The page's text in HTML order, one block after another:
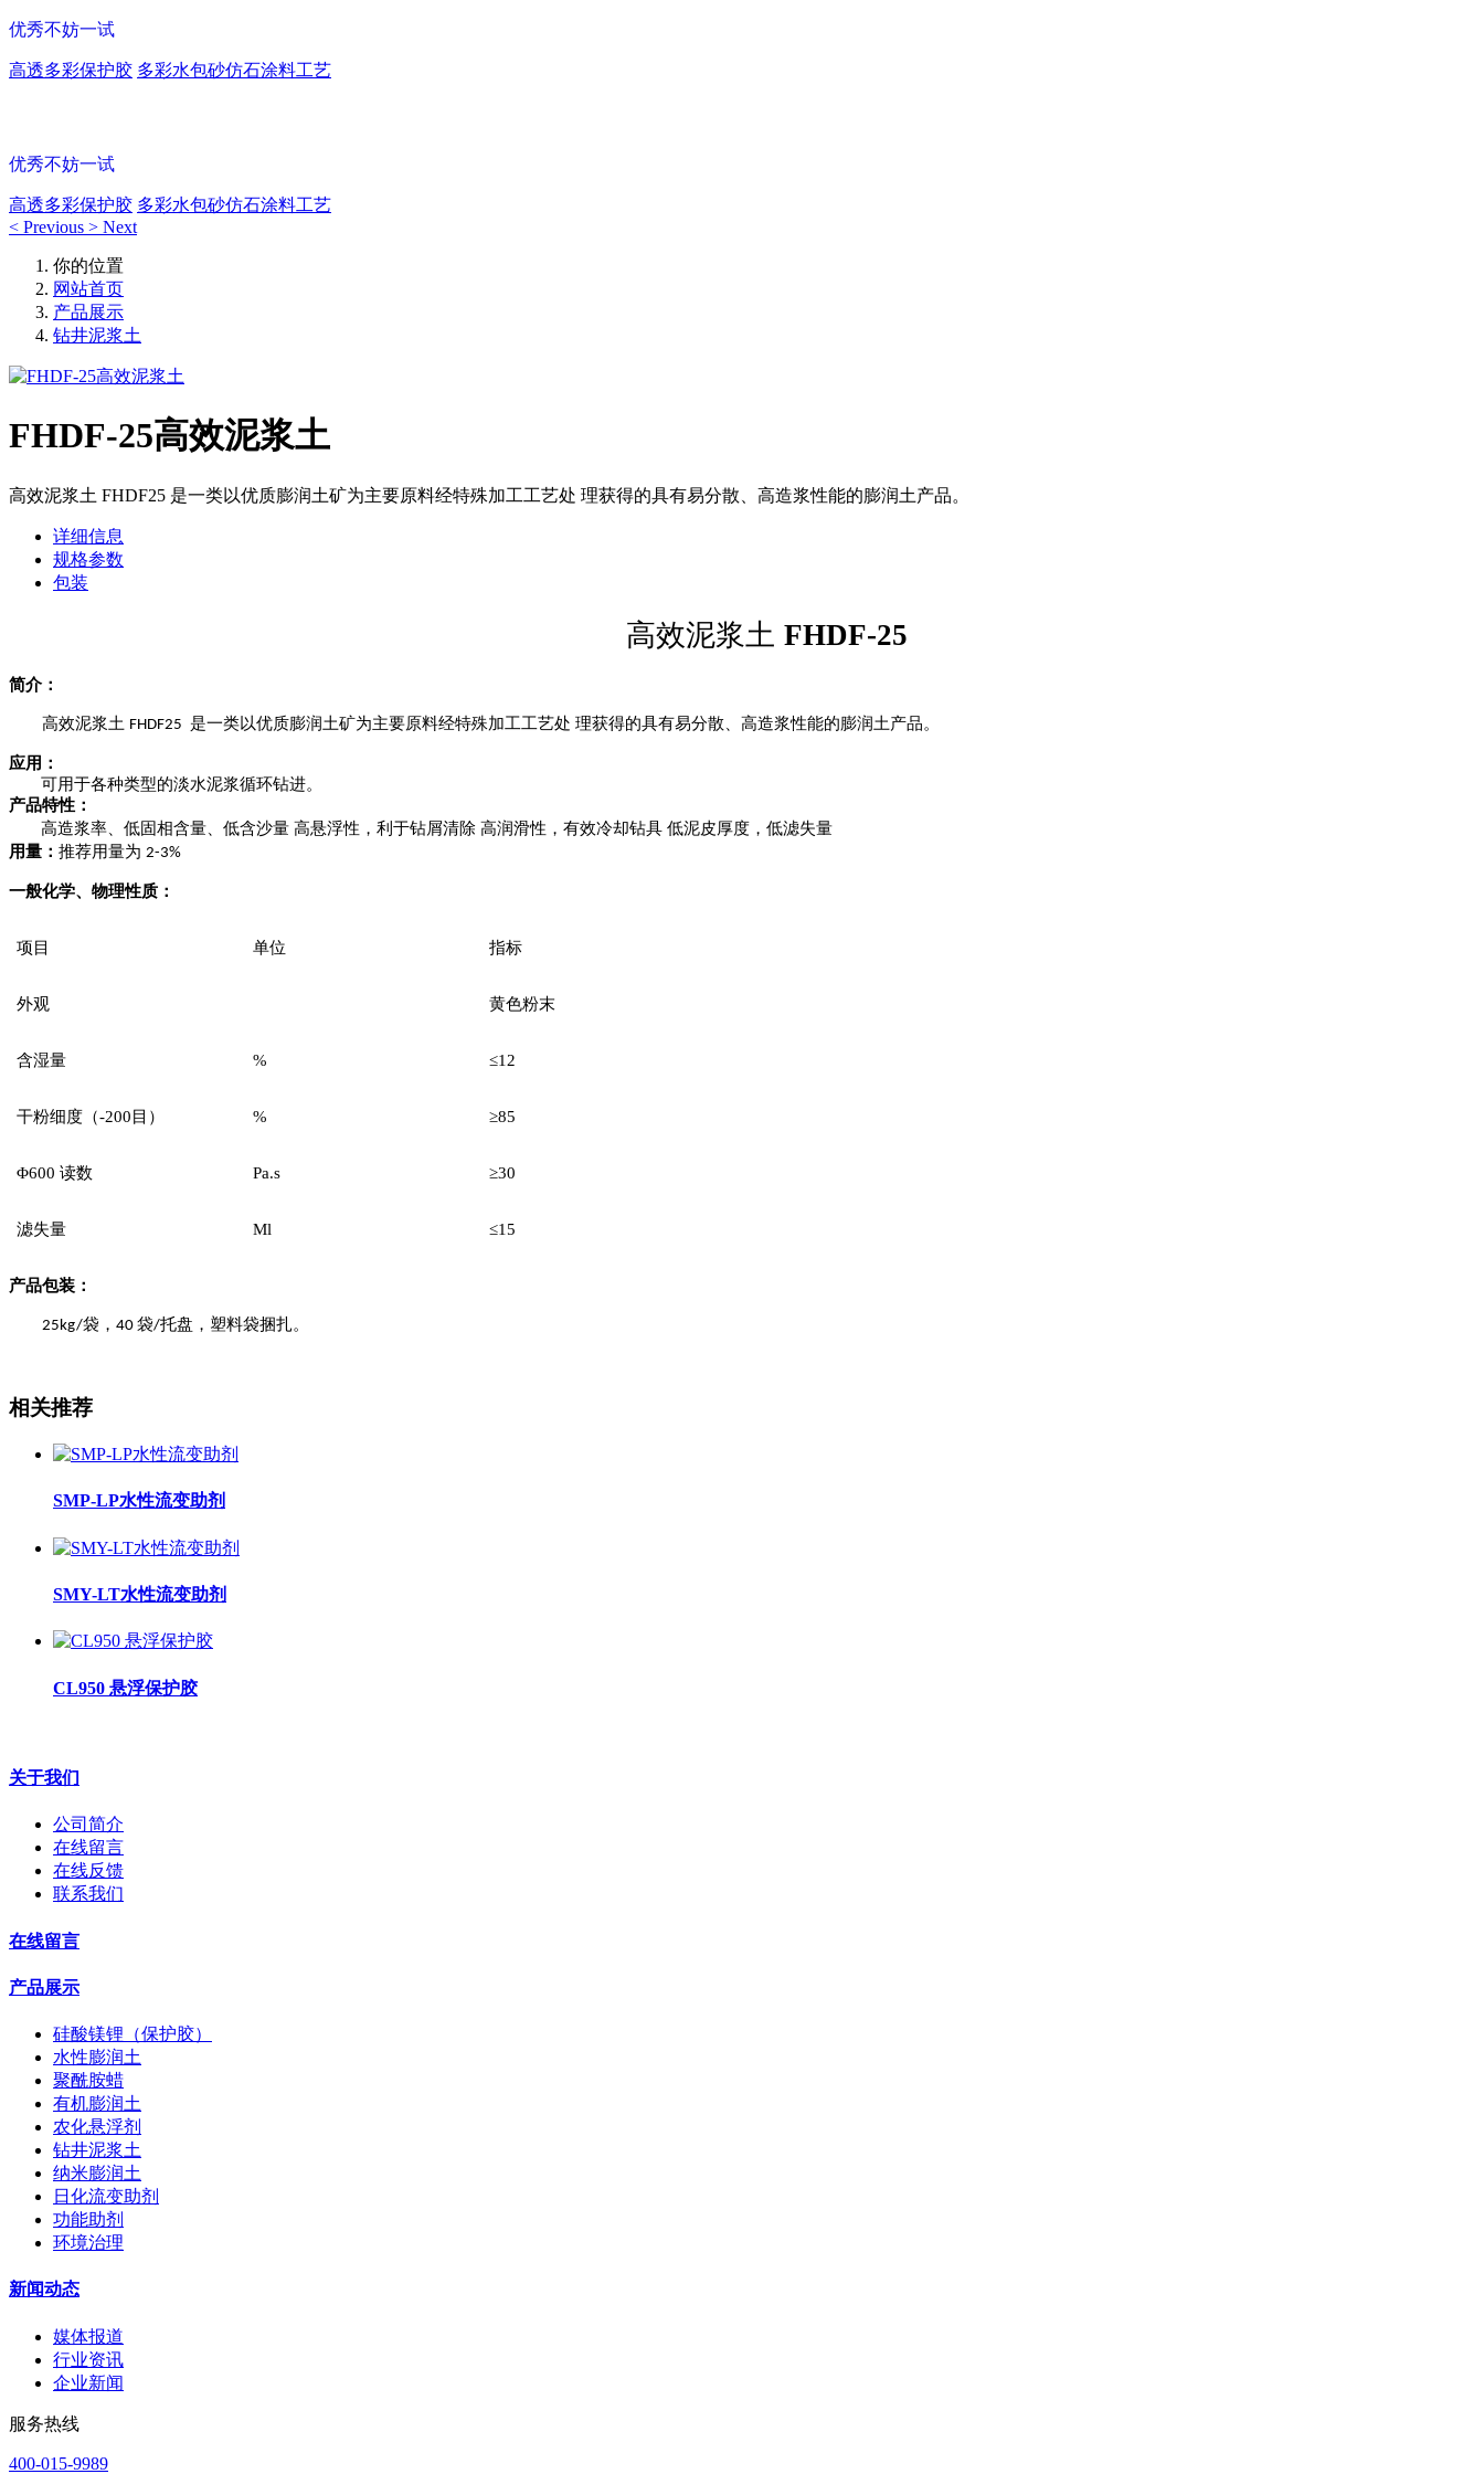
优秀不妨一试
高透多彩保护胶 多彩水包砂仿石涂料工艺
优秀不妨一试
高透多彩保护胶 多彩水包砂仿石涂料工艺
< Previous > Next
你的位置
网站首页
产品展示
钻井泥浆土
FHDF-25高效泥浆土
高效泥浆土 FHDF25 是一类以优质膨润土矿为主要原料经特殊加工工艺处 理获得的具有易分散、高造浆性能的膨润土产品。
详细信息
规格参数
包装
高效泥浆土 FHDF-25
简介：
高效泥浆土 FHDF25 是一类以优质膨润土矿为主要原料经特殊加工工艺处 理获得的具有易分散、高造浆性能的膨润土产品。
应用：
可用于各种类型的淡水泥浆循环钻进。
产品特性 ：
高造浆率 、低固相含量、 低含沙量 高悬浮性 ，利 于钻屑清除 高润滑性 ，有效冷却钻具 低泥皮厚度， 低滤失量
用量： 推荐用量为 2-3%
一般化学、物理性质：
项目 单位 指标
外观 黄色粉末
含湿量 % ≤12
干粉细度（-200目） % ≥85
Φ600 读数 Pa.s ≥30
滤失量 Ml ≤15
产品包装：
25 kg/袋， 40 袋/托盘， 塑料袋捆扎。
相关推荐
SMP-LP水性流变助剂
SMY-LT水性流变助剂
CL950 悬浮保护胶
关于我们
公司简介
在线留言
在线反馈
联系我们
在线留言
产品展示
硅酸镁锂（保护胶）
水性膨润土
聚酰胺蜡
有机膨润土
农化悬浮剂
钻井泥浆土
纳米膨润土
日化流变助剂
功能助剂
环境治理
新闻动态
媒体报道
行业资讯
企业新闻
服务热线
400-015-9989